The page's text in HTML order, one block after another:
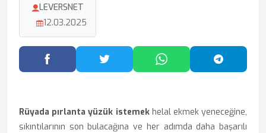
LEVERSNET
12.03.2025
Facebook'ta PaylaşTwitter'da PaylaşWhatsApp'ta Paylaş
Rüyada pırlanta yüzük istemekhelal ekmek yeneceğine,
sıkıntılarının son bulacağına ve her adımda daha başarılı